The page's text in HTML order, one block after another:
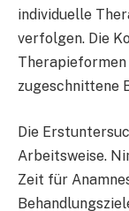
individuelle
verfolgen. Die
zugeschnittene
Die
Arbeitsweise.
Zeit für